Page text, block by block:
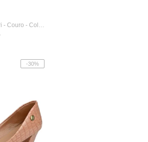
Mocassim Giulia Capri - Couro - Coleção ...
-30%